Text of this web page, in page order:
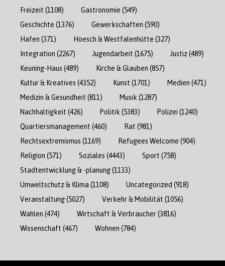
Freizeit (1108) Gastronomie (549)
Geschichte (1376) Gewerkschaften (590)
Hafen (371) Hoesch & Westfalenhütte (327)
Integration (2267) Jugendarbeit (1675) Justiz(489)
Keuning-Haus (489) Kirche & Glauben (857)
Kultur & Kreatives (4352) Kunst (1701) Medien (471)
Medizin & Gesundheit (811) Musik (1287)
Nachhaltigkeit (426) Politik (5383) Polizei (1240)
Quartiersmanagement (460) Rat (981)
Rechtsextremismus (1169) Refugees Welcome (904)
Religion (571) Soziales (4443) Sport (758)
Stadtentwicklung & -planung(1133)
Umweltschutz & Klima (1108) Uncategorized (918)
Veranstaltung(5027) Verkehr & Mobilität (1056)
Wahlen (474) Wirtschaft & Verbraucher(3816)
Wissenschaft (467) Wohnen (784)